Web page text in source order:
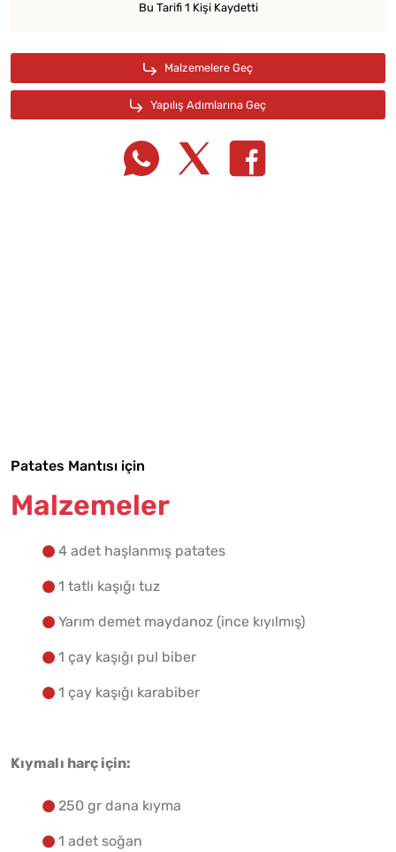
Bu Tarifi 1 Kişi Kaydetti
Patates Mantısı için
Malzemeler
4 adet haşlanmış patates
1 tatlı kaşığı tuz
Yarım demet maydanoz (ince kıyılmış)
1 çay kaşığı pul biber
1 çay kaşığı karabiber
Kıymalı harç için:
250 gr dana kıyma
1 adet soğan